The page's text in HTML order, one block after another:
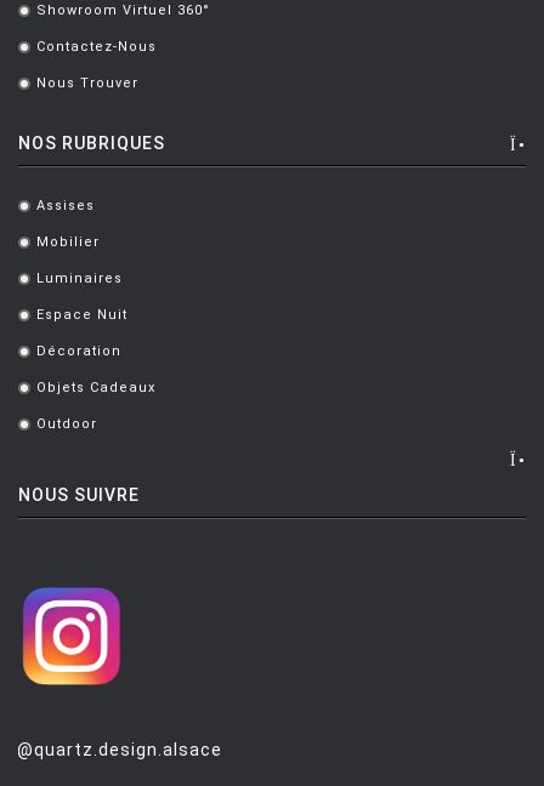
. Showroom Virtuel 360°
. Contactez-Nous
. Nous Trouver
NOS RUBRIQUES
. Assises
. Mobilier
. Luminaires
. Espace Nuit
. Décoration
. Objets Cadeaux
. Outdoor
NOUS SUIVRE
@quartz.design.alsace